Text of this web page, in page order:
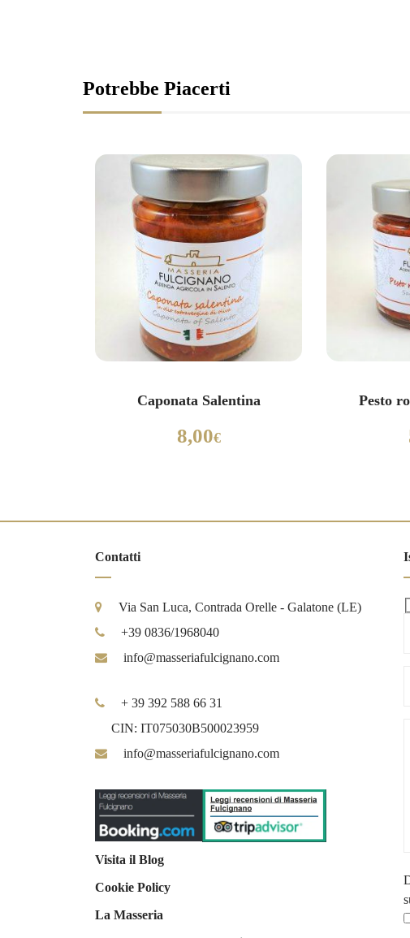
Potrebbe Piacerti
Caponata Salentina
8,00€
Pesto
Contatti
Via San Luca, Contrada Orelle - Galatone (LE)
+39 0836/1968040
info@masseriafulcignano.com
+ 39 392 588 66 31
CIN: IT075030B500023959
info@masseriafulcignano.com
Visita il Blog
Cookie Policy
La Masseria